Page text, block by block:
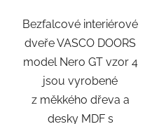
Bezfalcové interiérové
dveře VASCO DOORS
model Nero GT vzor 4
jsou vyrobené
z měkkého dřeva a
desky MDF s